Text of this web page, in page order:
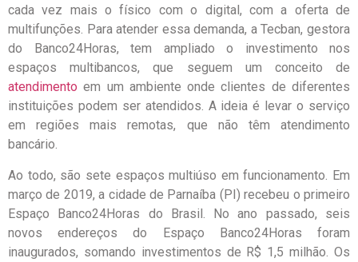
cada vez mais o físico com o digital, com a oferta de
multifunções. Para atender essa demanda, a Tecban, gestora
do Banco24Horas, tem ampliado o investimento nos
espaços multibancos, que seguem um conceito de
atendimento em um ambiente onde clientes de diferentes
instituições podem ser atendidos. A ideia é levar o serviço
em regiões mais remotas, que não têm atendimento
bancário.
Ao todo, são sete espaços multiúso em funcionamento. Em
março de 2019, a cidade de Parnaíba (PI) recebeu o primeiro
Espaço Banco24Horas do Brasil. No ano passado, seis
novos endereços do Espaço Banco24Horas foram
inaugurados, somando investimentos de R$ 1,5 milhão. Os